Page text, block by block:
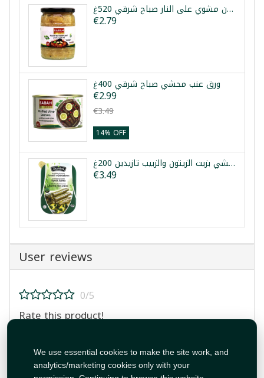
We use essential cookies to make the site work, and
analytics/marketing cookies only with your
باذنجان مشوي على النار صباح شرقي 520غ
€2.79
ورق عنب محشي صباح شرقي 400غ
€2.99
€3.49
14% OFF
ورق عنب محشي بزيت الزيتون والزبيب تازيدين 200غ
€3.49
User reviews
0/5
Rate this product!